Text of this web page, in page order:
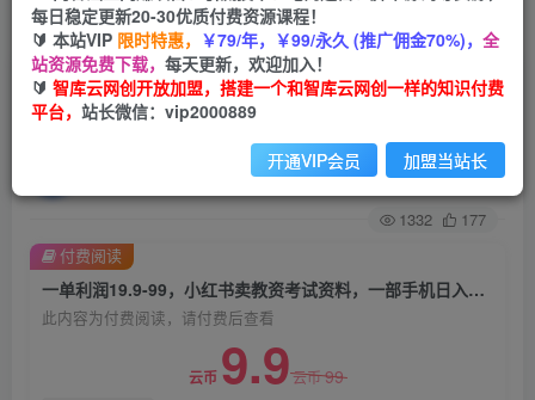
首页 创业课程 会员免费 正文
一单利润19.9-99，小红书卖教资考试资料，一部
手机日入600（揭秘）
关注 私信
1332 177
一单利润19.9-99，小红书卖教资考试资料，一部手机日入600（揭秘）
此内容为付费阅读，请付费后查看
云币 9.9云币99
付费阅读
每日稳定更新20-30优质付费资源课程！
🔰 本站VIP 限时特惠， ￥79/年，￥99/永久 (推广佣金70%)， 全
站资源免费下载， 每天更新，欢迎加入！
🔰 智库云网创开放加盟，搭建一个和智库云网创一样的知识付费
平台， 站长微信：vip2000889
开通VIP会员 加盟当站长